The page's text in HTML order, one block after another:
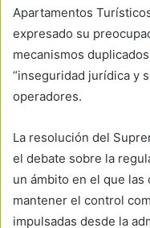
Apartamentos
expresado su
mecanismos
“inseguridad jurídica y
operadores.
La resolución del
el debate sobre la
un ámbito en el que las
mantener el control
impulsadas desde la